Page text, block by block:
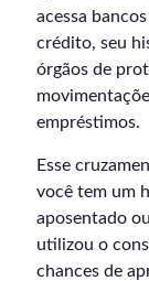
acessa
crédito, seu
órgãos de
empréstimos.
Esse
você tem um
aposentado
utilizou o
chances de